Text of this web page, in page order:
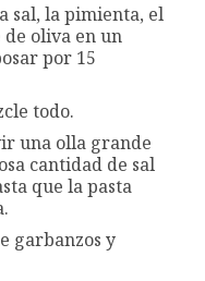
sal, la pimienta, el
oliva en un
por 15
todo.
una olla grande
cantidad de sal
que la pasta
garbanzos y